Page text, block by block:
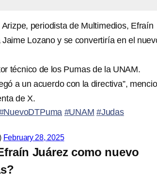
periodista de Multimedios, Efraín
Lozano y se convertiría en el
técnico de los Pumas de la UNAM.
a un acuerdo con la directiva”,
de X.
#UNAM #Judas
February 28, 2025
Juárez como nuevo